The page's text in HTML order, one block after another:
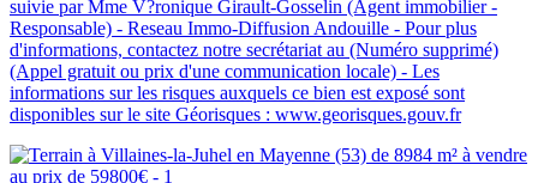
suivie par Mme V?ronique Girault-Gosselin (Agent immobilier -
Responsable) - Reseau Immo-Diffusion Andouille - Pour plus
d'informations, contactez notre secrétariat au (Numéro supprimé)
(Appel gratuit ou prix d'une communication locale) - Les
informations sur les risques auxquels ce bien est exposé sont
disponibles sur le site Géorisques : www.georisques.gouv.fr